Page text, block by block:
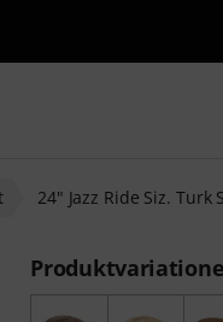
mit Suchwort
24" Jazz Ride Siz. Turk